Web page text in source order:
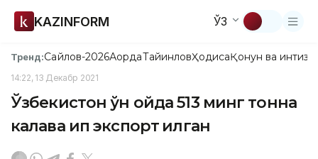
KAZINFORM ЎЗ
Тренд:Сайлов-2026АқордаТайинловҲодисаҚонун ва
14:22, 13 Декабр 2021
Ўзбекистон ўн ойда 513 минг тонна
калава ип экспорт қилган